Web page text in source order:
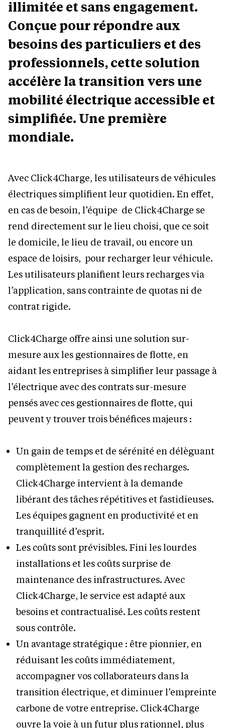
illimitée et sans engagement.
Conçue pour répondre aux
besoins des particuliers et des
professionnels, cette solution
accélère la transition vers une
mobilité électrique accessible et
simplifiée. Une première
mondiale.
Avec Click4Charge, les utilisateurs de véhicules
électriques simplifient leur quotidien. En effet,
en cas de besoin, l’équipe de Click4Charge se
rend directement sur le lieu choisi, que ce soit
le domicile, le lieu de travail, ou encore un
espace de loisirs, pour recharger leur véhicule.
Les utilisateurs planifient leurs recharges via
l’application, sans contrainte de quotas ni de
contrat rigide.
Click4Charge offre ainsi une solution sur-
mesure aux les gestionnaires de flotte, en
aidant les entreprises à simplifier leur passage à
l’électrique avec des contrats sur-mesure
pensés avec ces gestionnaires de flotte, qui
peuvent y trouver trois bénéfices majeurs :
Un gain de temps et de sérénité en délèguant
complètement la gestion des recharges.
Click4Charge intervient à la demande
libérant des tâches répétitives et fastidieuses.
Les équipes gagnent en productivité et en
tranquillité d’esprit.
Les coûts sont prévisibles. Fini les lourdes
installations et les coûts surprise de
maintenance des infrastructures. Avec
Click4Charge, le service est adapté aux
besoins et contractualisé. Les coûts restent
sous contrôle.
Un avantage stratégique : être pionnier, en
réduisant les coûts immédiatement,
accompagner vos collaborateurs dans la
transition électrique, et diminuer l’empreinte
carbone de votre entreprise. Click4Charge
ouvre la voie à un futur plus rationnel, plus